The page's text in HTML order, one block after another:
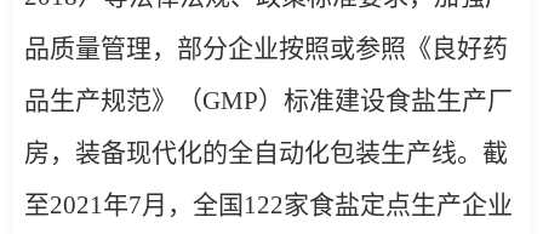
品质量管理，部分企业按照或参照《良好药
品生产规范》（GMP）标准建设食盐生产厂
房，装备现代化的全自动化包装生产线。 截
至2021年7月，全国 122家食盐定点生产企业